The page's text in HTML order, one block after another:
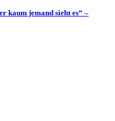
kaum jemand sieht es“ –